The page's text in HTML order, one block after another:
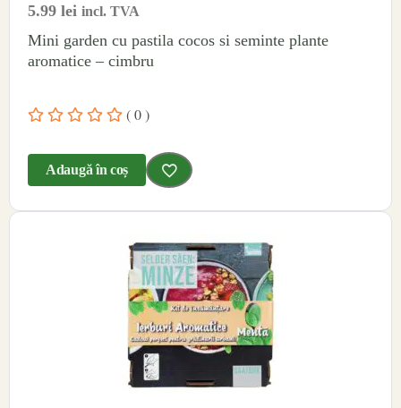
5.99 lei incl. TVA
Mini garden cu pastila cocos si seminte plante
aromatice – cimbru
( 0 )
Adaugă în coș